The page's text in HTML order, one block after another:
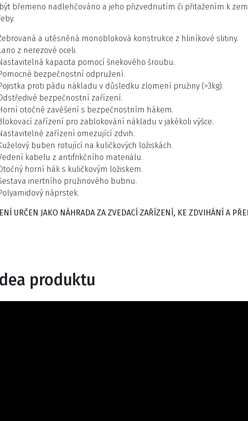
břemeno nadlehčováno a jeho přizvednutím či přitažením k
a utěsněná monobloková konstrukce z hliníkové slitiny.
z nerezové oceli.
kapacita pomocí šnekového šroubu.
bezpečnostní odpružení.
proti pádu nákladu v důsledku zlomení pružiny (>3kg).
bezpečnostní zařízení.
otočné zavěšení s bezpečnostním hákem.
zařízení pro zablokování nákladu v jakékoli výšce.
zařízení omezující zdvih.
buben rotující na kuličkových ložiskách.
kabelu z antifrikčního materiálu.
horní hák s kuličkovým ložiskem.
inertního pružinového bubnu.
náprstek.
URČEN JAKO NÁHRADA ZA ZVEDACÍ ZAŘÍZENÍ, KE ZDVIHÁNÍ A
produktu